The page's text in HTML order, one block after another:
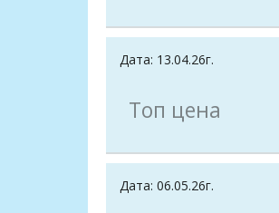
Дата: 13.04.26г.
Топ цена
Дата: 06.05.26г.